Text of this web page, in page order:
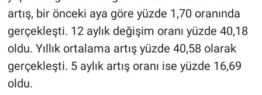
artış, bir önceki aya göre yüzde 1,70 oranında
gerçekleşti. 12 aylık değişim oranı yüzde 40,18
oldu. Yıllık ortalama artış yüzde 40,58 olarak
gerçekleşti. 5 aylık artış oranı ise yüzde 16,69
oldu.